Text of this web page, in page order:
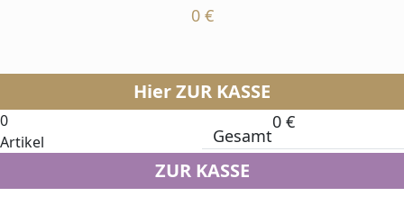
0 €
Hier ZUR KASSE
0
Artikel
Gesamt
0 €
ZUR KASSE